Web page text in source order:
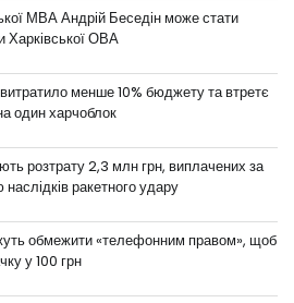
МВА Андрій Беседін може стати
Харківської ОВА
менше 10% бюджету та втретє
один харчоблок
розтрату 2,3 млн грн, виплачених за
наслідків ракетного удару
обмежити «телефонним правом», щоб
у 100 грн